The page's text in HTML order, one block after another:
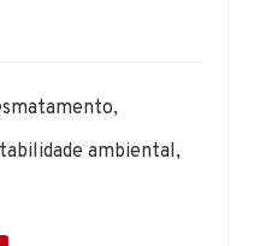
,
ambiental,